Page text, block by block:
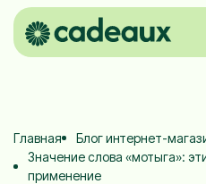
Главная
Блог интернет-
Значение слова «мотыга»:
применение